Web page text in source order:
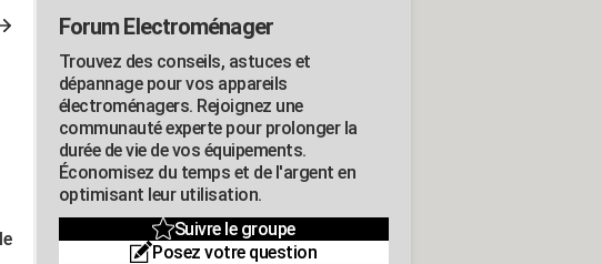
Forum Electroménager
Trouvez des conseils, astuces et
dépannage pour vos appareils
électroménagers. Rejoignez une
communauté experte pour prolonger la
durée de vie de vos équipements.
Économisez du temps et de l'argent en
optimisant leur utilisation.
Suivre le groupe
Posez votre question